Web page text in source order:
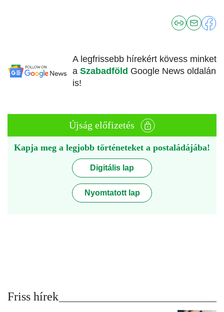
A legfrissebb hírekért kövess minket
a Szabadföld Google News oldalán
is!
Újság előfizetés
Kapja meg a legjobb történeteket a postaládájába!
Digitális lap
Nyomtatott lap
Friss hírek